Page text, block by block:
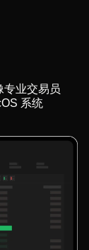
专业交易员
系统